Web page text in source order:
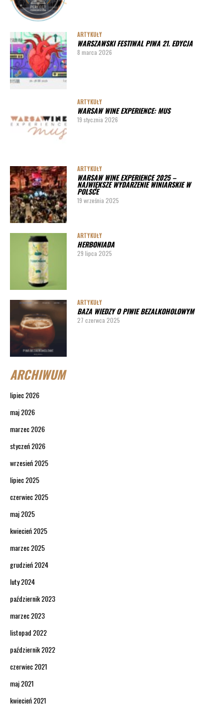
ARTYKUŁY
WARSZAWSKI FESTIWAL PIWA 21. EDYCJA
8 marca 2026
ARTYKUŁY
WARSAW WINE EXPERIENCE: MUS
19 stycznia 2026
ARTYKUŁY
WARSAW WINE EXPERIENCE 2025 –
NAJWIĘKSZE WYDARZENIE WINIARSKIE W
POLSCE
19 września 2025
ARTYKUŁY
HERBONIADA
29 lipca 2025
ARTYKUŁY
BAZA WIEDZY O PIWIE BEZALKOHOLOWYM
27 czerwca 2025
ARCHIWUM
lipiec 2026
maj 2026
marzec 2026
styczeń 2026
wrzesień 2025
lipiec 2025
czerwiec 2025
maj 2025
kwiecień 2025
marzec 2025
grudzień 2024
luty 2024
październik 2023
marzec 2023
listopad 2022
październik 2022
czerwiec 2021
maj 2021
kwiecień 2021